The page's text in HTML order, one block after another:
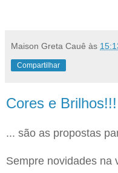
Maison Greta Cauê às
Compartilhar
Cores e Brilhos!!!
... são as propostas
Sempre novidades na